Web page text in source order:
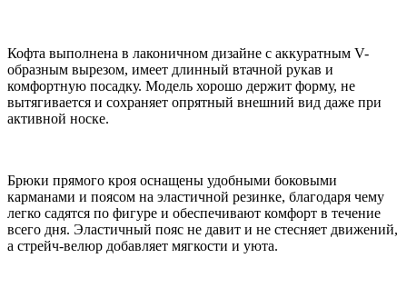
Кофта выполнена в лаконичном дизайне с аккуратным V-
образным вырезом, имеет длинный втачной рукав и
комфортную посадку. Модель хорошо держит форму, не
вытягивается и сохраняет опрятный внешний вид даже при
активной носке.
Брюки прямого кроя оснащены удобными боковыми
карманами и поясом на эластичной резинке, благодаря чему
легко садятся по фигуре и обеспечивают комфорт в течение
всего дня. Эластичный пояс не давит и не стесняет движений,
а стрейч-велюр добавляет мягкости и уюта.